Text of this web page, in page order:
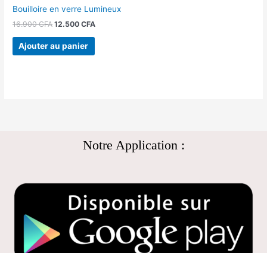
Bouilloire en verre Lumineux
16.900CFA 12.500CFA
Ajouter au panier
Notre Application :